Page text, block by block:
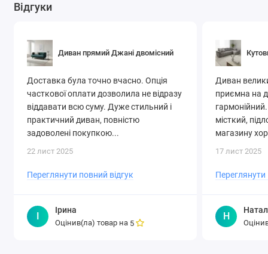
недорого в Києві
Києву та всій Україні!
Відгуки
Диван прямий Джані двомісний
Доставка була точно вчасно. Опція
часткової оплати дозволила не відразу
віддавати всю суму. Дуже стильний і
практичний диван, повністю
задоволені покупкою...
22 лист 2025
Переглянути повний відгук
Ірина
Оцінив(ла) товар на 5
Диван
приємна на
місткий,
магазину
17 лист 2025
Переглянути
Н